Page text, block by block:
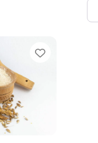
Ulubione